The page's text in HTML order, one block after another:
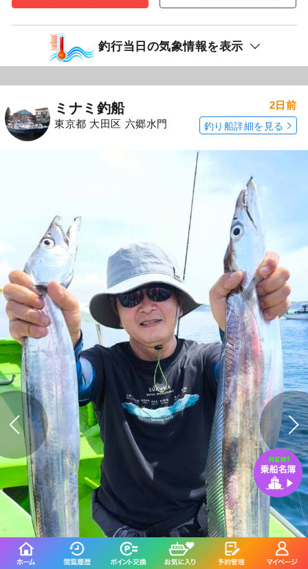
釣行当日の気象情報を表示
ミナミ釣船
東京都 大田区 六郷水門
2日前
釣り船詳細を見る